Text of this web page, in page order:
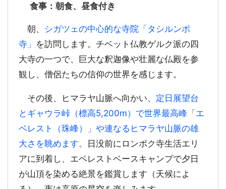
食事：朝食、昼食付き
朝、 シガツェの中心的な寺院「タシルンポ
寺」 を訪問します。チベット仏教ゲルク派の四
大寺の一つで、巨大な釈迦像や壮麗な仏殿を参
観し、僧侶たちの信仰の世界を感じます。
その後、ヒマラヤ山脈へ向かい、 定日展望台
とギャウラ峠（標高5,200m）で世界最高峰「エ
ベレスト（珠峰）」や連なるヒマラヤ山脈の雄
大さを眺めます。 日没前にロンポク寺生活エリ
アに到着し、エベレストベースキャンプで夕日
が山頂を染める絶景を鑑賞します（天候によ